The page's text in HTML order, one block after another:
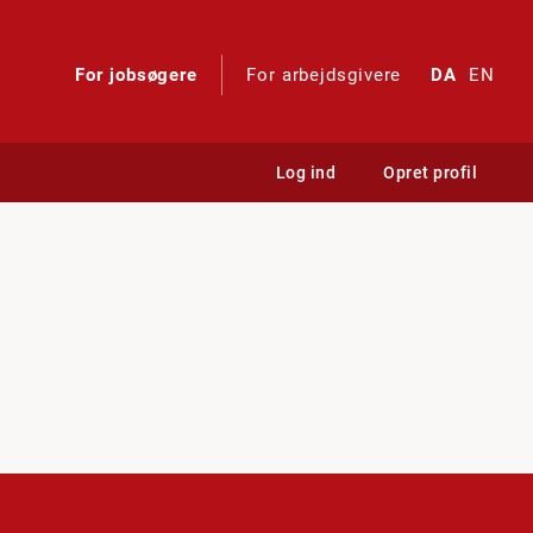
For jobsøgere For arbejdsgivere DA EN
Log ind Opret profil